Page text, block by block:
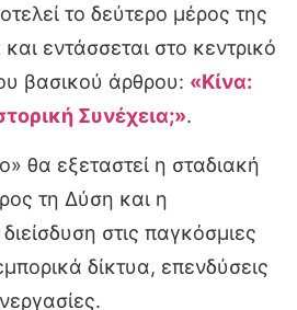
το δεύτερο μέρος της
εντάσσεται στο κεντρικό
βασικού άρθρου: «Κίνα:
Συνέχεια;».
θα εξεταστεί η σταδιακή
τη Δύση και η
στις παγκόσμιες
δίκτυα, επενδύσεις